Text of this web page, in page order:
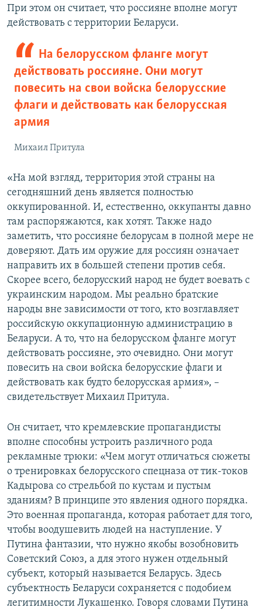
При этом он считает, что россияне вполне могут
действовать с территории Беларуси.
На белорусском фланге могут
действовать россияне. Они могут
повесить на свои войска белорусские
флаги и действовать как белорусская
армия
Михаил Притула
«На мой взгляд, территория этой страны на
сегодняшний день является полностью
оккупированной. И, естественно, оккупанты давно
там распоряжаются, как хотят. Также надо
заметить, что россияне белорусам в полной мере не
доверяют. Дать им оружие для россиян означает
направить их в большей степени против себя.
Скорее всего, белорусский народ не будет воевать с
украинским народом. Мы реально братские
народы вне зависимости от того, кто возглавляет
российскую оккупационную администрацию в
Беларуси. А то, что на белорусском фланге могут
действовать россияне, это очевидно. Они могут
повесить на свои войска белорусские флаги и
действовать как будто белорусская армия», –
свидетельствует Михаил Притула.
Он считает, что кремлевские пропагандисты
вполне способны устроить различного рода
рекламные трюки: «Чем могут отличаться сюжеты
о тренировках белорусского спецназа от тик-токов
Кадырова со стрельбой по кустам и пустым
зданиям? В принципе это явления одного порядка.
Это военная пропаганда, которая работает для того,
чтобы воодушевить людей на наступление. У
Путина фантазии, что нужно якобы возобновить
Советский Союз, а для этого нужен отдельный
субъект, который называется Беларусь. Здесь
субъектность Беларуси сохраняется с подобием
легитимности Лукашенко. Говоря словами Путина